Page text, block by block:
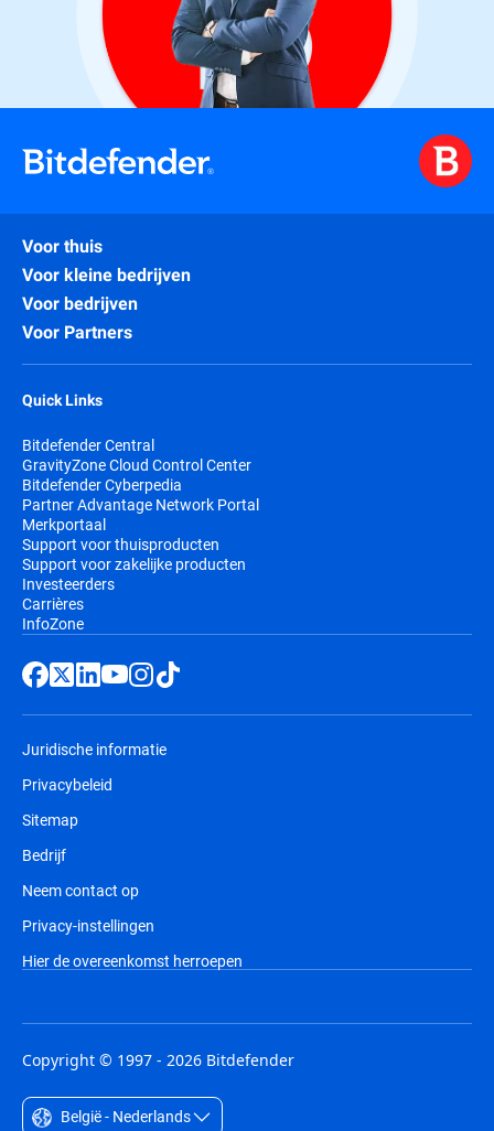
Voor thuis
Voor kleine bedrijven
Voor bedrijven
Voor Partners
Quick Links
Bitdefender Central
GravityZone Cloud Control Center
Bitdefender Cyberpedia
Partner Advantage Network Portal
Merkportaal
Support voor thuisproducten
Support voor zakelijke producten
Investeerders
Carrières
InfoZone
Juridische informatie
Privacybeleid
Sitemap
Bedrijf
Neem contact op
Privacy-instellingen
Hier de overeenkomst herroepen
Copyright © 1997 - 2026 Bitdefender
België - Nederlands